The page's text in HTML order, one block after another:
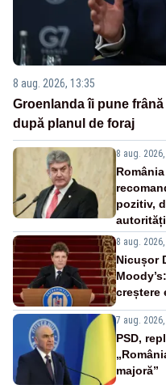
8 aug. 2026, 13:35
Groenlanda îi pune
după planul de foraj
8 aug.
pozitiv,
autorități
8 aug. 2026,
Nicușor
creștere
7 aug.
PSD,
majoră”